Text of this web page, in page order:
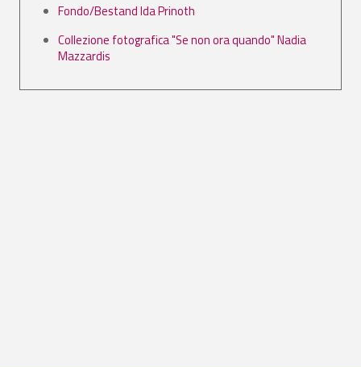
Fondo/Bestand Ida Prinoth
Collezione fotografica "Se non ora quando" Nadia
Mazzardis